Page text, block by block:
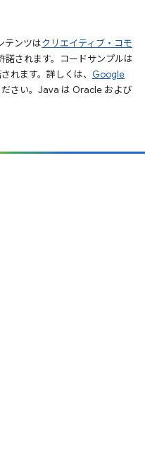
テンツはクリエイティブ・コモ
諾されます。コードサンプルは
れます。詳しくは、 Google
ださい。Java は Oracle および